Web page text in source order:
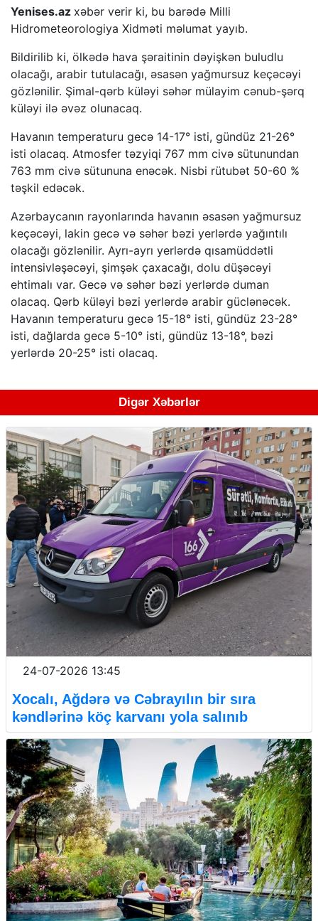
Yenises.az xəbər verir ki, bu barədə Milli
Hidrometeorologiya Xidməti məlumat yayıb.
Bildirilib ki, ölkədə hava şəraitinin dəyişkən buludlu
olacağı, arabir tutulacağı, əsasən yağmursuz keçəcəyi
gözlənilir. Şimal-qərb küləyi səhər mülayim cənub-şərq
küləyi ilə əvəz olunacaq.
Havanın temperaturu gecə 14-17° isti, gündüz 21-26°
isti olacaq. Atmosfer təzyiqi 767 mm civə sütunundan
763 mm civə sütununa enəcək. Nisbi rütubət 50-60 %
təşkil edəcək.
Azərbaycanın rayonlarında havanın əsasən yağmursuz
keçəcəyi, lakin gecə və səhər bəzi yerlərdə yağıntılı
olacağı gözlənilir. Ayrı-ayrı yerlərdə qısamüddətli
intensivləşəcəyi, şimşək çaxacağı, dolu düşəcəyi
ehtimalı var. Gecə və səhər bəzi yerlərdə duman
olacaq. Qərb küləyi bəzi yerlərdə arabir güclənəcək.
Havanın temperaturu gecə 15-18° isti, gündüz 23-28°
isti, dağlarda gecə 5-10° isti, gündüz 13-18°, bəzi
yerlərdə 20-25° isti olacaq.
Digər Xəbərlər
24-07-2026 13:45
Xocalı, Ağdərə və Cəbrayılın bir sıra
kəndlərinə köç karvanı yola salınıb